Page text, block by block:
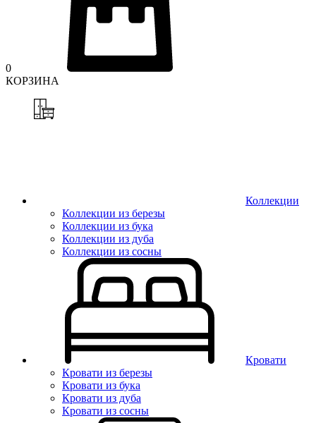
0
КОРЗИНА
Коллекции
Коллекции из березы
Коллекции из бука
Коллекции из дуба
Коллекции из сосны
Кровати
Кровати из березы
Кровати из бука
Кровати из дуба
Кровати из сосны